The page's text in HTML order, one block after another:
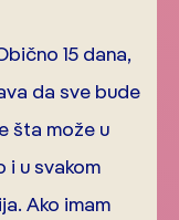
15 dana,
da sve bude
šta može u
i u svakom
Ako imam